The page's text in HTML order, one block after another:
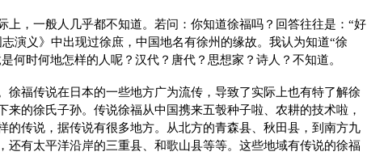
上，一般人几乎都不知道。若问：你知道徐福吗？回答往往是：“好
演义》中出现过徐庶，中国地名有徐州的缘故。我认为知道“徐
何时何地怎样的人呢？汉代？唐代？思想家？诗人？不知道。
徐福传说在日本的一些地方广为流传，导致了实际上也有特了解徐
的徐氏子孙。传说徐福从中国携来五彀种子啦、农耕的技术啦，
的传说，据传说有很多地方。从北方的青森县、秋田县，到南方九
还有太平洋沿岸的三重县、和歌山县等等。这些地域有传说的徐福